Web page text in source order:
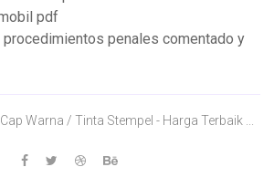
pdf
procedimientos penales comentado y
Warna / Tinta Stempel - Harga Terbaik ...